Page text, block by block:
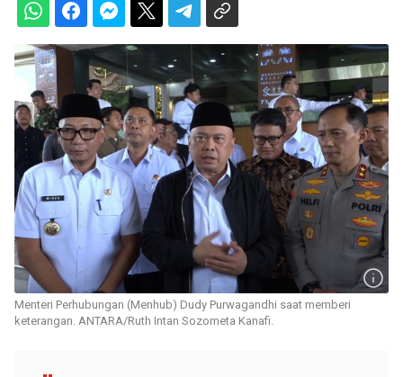
Menteri Perhubungan (Menhub) Dudy Purwagandhi saat memberi
keterangan. ANTARA/Ruth Intan Sozometa Kanafi.